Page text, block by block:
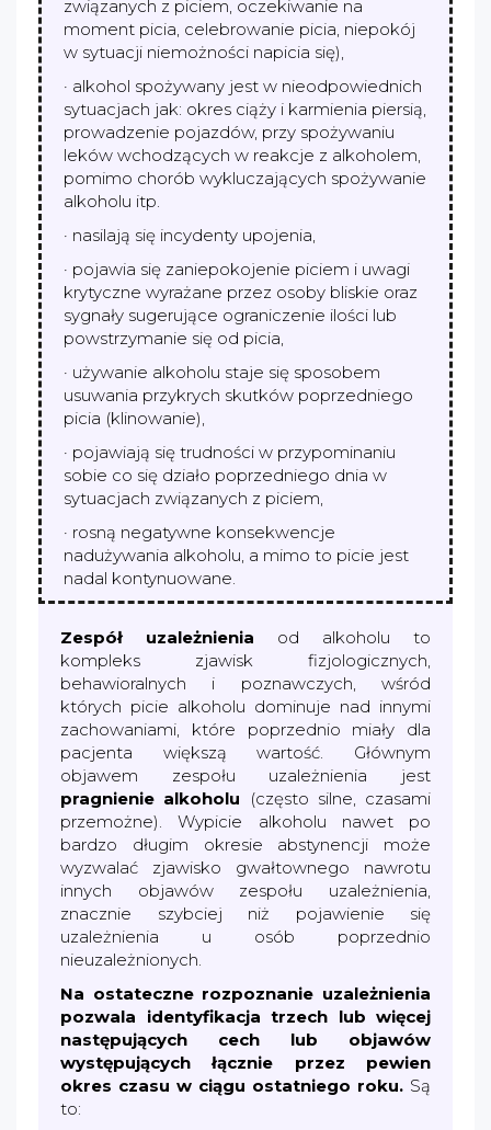
związanych z piciem, oczekiwanie na
moment picia, celebrowanie picia, niepokój
w sytuacji niemożności napicia się),
· alkohol spożywany jest w nieodpowiednich
sytuacjach jak: okres ciąży i karmienia piersią,
prowadzenie pojazdów, przy spożywaniu
leków wchodzących w reakcje z alkoholem,
pomimo chorób wykluczających spożywanie
alkoholu itp.
· nasilają się incydenty upojenia,
· pojawia się zaniepokojenie piciem i uwagi
krytyczne wyrażane przez osoby bliskie oraz
sygnały sugerujące ograniczenie ilości lub
powstrzymanie się od picia,
· używanie alkoholu staje się sposobem
usuwania przykrych skutków poprzedniego
picia (klinowanie),
· pojawiają się trudności w przypominaniu
sobie co się działo poprzedniego dnia w
sytuacjach związanych z piciem,
· rosną negatywne konsekwencje
nadużywania alkoholu, a mimo to picie jest
nadal kontynuowane.
Zespół uzależnienia od alkoholu to
kompleks zjawisk fizjologicznych,
behawioralnych i poznawczych, wśród
których picie alkoholu dominuje nad innymi
zachowaniami, które poprzednio miały dla
pacjenta większą wartość. Głównym
objawem zespołu uzależnienia jest
pragnienie alkoholu (często silne, czasami
przemożne). Wypicie alkoholu nawet po
bardzo długim okresie abstynencji może
wyzwalać zjawisko gwałtownego nawrotu
innych objawów zespołu uzależnienia,
znacznie szybciej niż pojawienie się
uzależnienia u osób poprzednio
nieuzależnionych.
Na ostateczne rozpoznanie uzależnienia
pozwala identyfikacja trzech lub więcej
następujących cech lub objawów
występujących łącznie przez pewien
okres czasu w ciągu ostatniego roku. Są
to: